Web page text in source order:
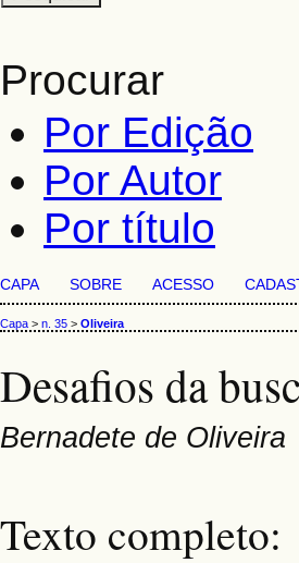
Procurar
Por Edição
Por Autor
Por título
CAPA SOBRE ACESSO
Capa > n. 35 > Oliveira
Desafios da
Bernadete de Oliveira
Texto completo: